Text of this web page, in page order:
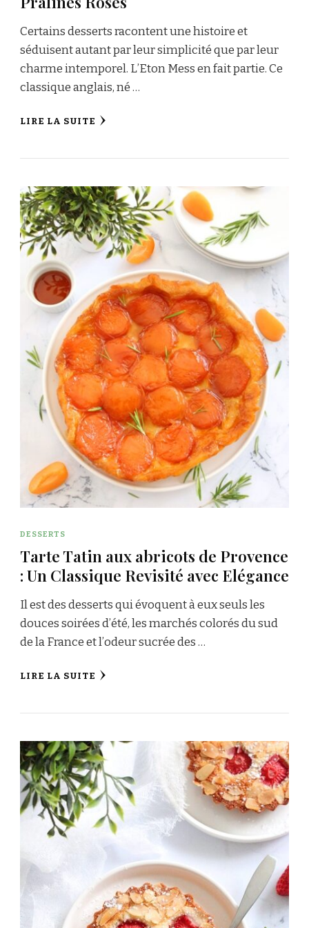
Certains desserts racontent une histoire et
séduisent autant par leur simplicité que par leur
charme intemporel. L’Eton Mess en fait partie. Ce
classique anglais, né …
LIRE LA SUITE
DESSERTS
Tarte Tatin aux abricots de Provence
: Un Classique Revisité avec Elégance
Il est des desserts qui évoquent à eux seuls les
douces soirées d’été, les marchés colorés du sud
de la France et l’odeur sucrée des …
LIRE LA SUITE